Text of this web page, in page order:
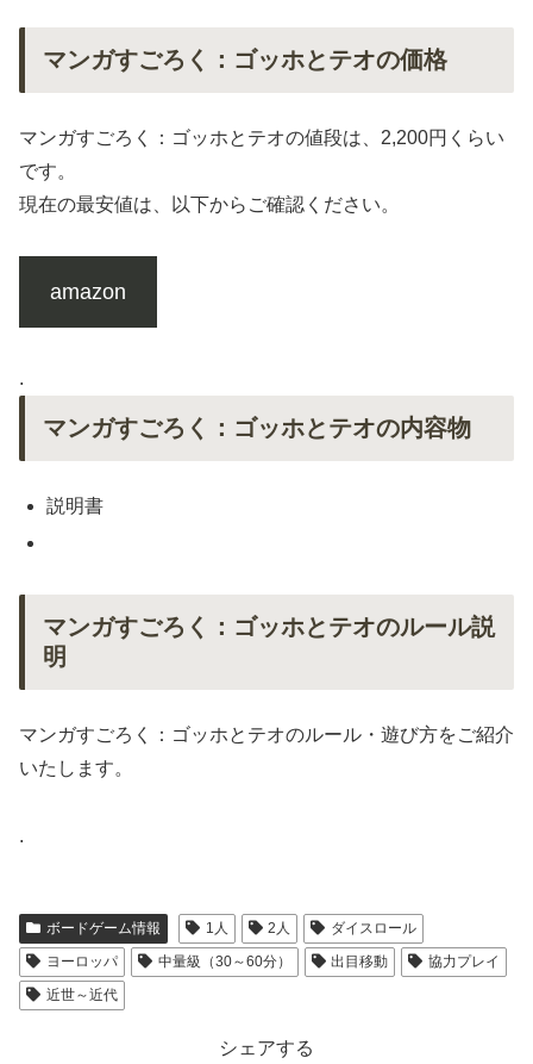
マンガすごろく：ゴッホとテオの価格
マンガすごろく：ゴッホとテオの値段は、2,200円くらい
です。
現在の最安値は、以下からご確認ください。
amazon
.
マンガすごろく：ゴッホとテオの内容物
説明書
マンガすごろく：ゴッホとテオのルール説
明
マンガすごろく：ゴッホとテオのルール・遊び方をご紹介
いたします。
.
ボードゲーム情報 1人 2人
ダイスロール
ヨーロッパ
中量級（30～60分） 出目移動
協力プレイ
近世～近代
シェアする